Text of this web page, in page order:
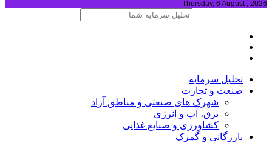
Thursday, 6 August , 2026
تحلیل‌ سرمایه
صنعت و تجارت
شهرک های صنعتی و مناطق آزاد
برق، آب و انرژی
کشاورزی و صنایع غذایی
بازرگانی و گمرک